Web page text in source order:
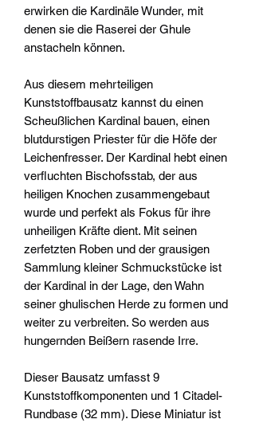
erwirken die Kardinäle Wunder, mit
denen sie die Raserei der Ghule
anstacheln können.
Aus diesem mehrteiligen
Kunststoffbausatz kannst du einen
Scheußlichen Kardinal bauen, einen
blutdurstigen Priester für die Höfe der
Leichenfresser. Der Kardinal hebt einen
verfluchten Bischofsstab, der aus
heiligen Knochen zusammengebaut
wurde und perfekt als Fokus für ihre
unheiligen Kräfte dient. Mit seinen
zerfetzten Roben und der grausigen
Sammlung kleiner Schmuckstücke ist
der Kardinal in der Lage, den Wahn
seiner ghulischen Herde zu formen und
weiter zu verbreiten. So werden aus
hungernden Beißern rasende Irre.
Dieser Bausatz umfasst 9
Kunststoffkomponenten und 1 Citadel-
Rundbase (32 mm). Diese Miniatur ist